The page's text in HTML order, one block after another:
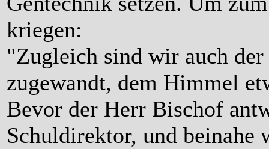
kriegen:
"Zugleich sind wir auch
zugewandt, dem Himmel
Bevor der Herr Bischof
Schuldirektor, und beinahe